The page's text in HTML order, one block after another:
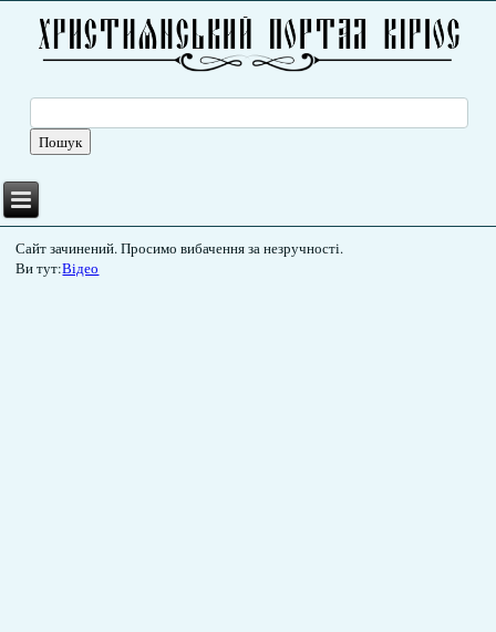
Сайт зачинений. Просимо вибачення за незручності.
Ви тут:Відео